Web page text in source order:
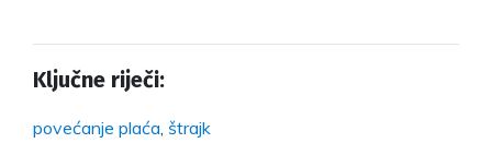
Ključne riječi:
povećanje plaća, štrajk